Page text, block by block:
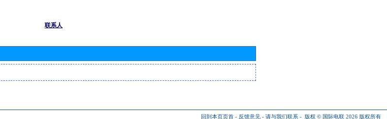
联系人
回到本页页首 - 反馈意见 - 请与我们联系 - 版权 © 国际电联 2026 版权所有